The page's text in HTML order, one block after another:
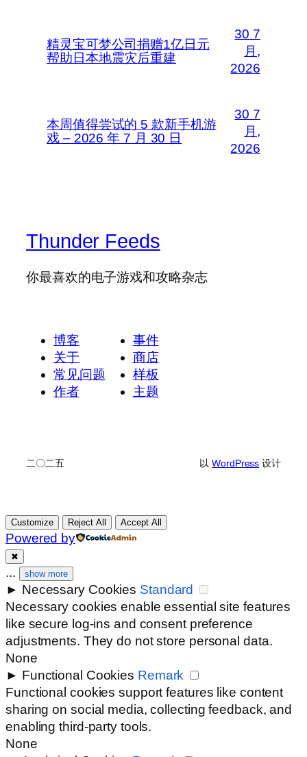
精灵宝可梦公司捐赠1亿日元
帮助日本地震灾后重建
30 7
月,
2026
本周值得尝试的 5 款新手机游
戏 – 2026 年 7 月 30 日
30 7
月,
2026
Thunder Feeds
你最喜欢的电子游戏和攻略杂志
博客
关于
常见问题
作者
事件
商店
样板
主题
二〇二五 以WordPress 设计
Customize Reject All Accept All
Powered by
✖
... show more
► Necessary Cookies Standard
Necessary cookies enable essential site features
like secure log-ins and consent preference
adjustments. They do not store personal data.
None
► Functional Cookies Remark
Functional cookies support features like content
sharing on social media, collecting feedback, and
enabling third-party tools.
None